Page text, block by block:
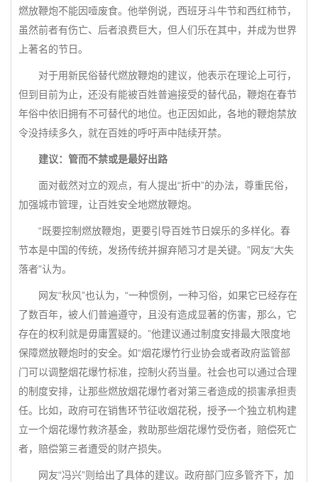
燃放鞭炮不能因噎废食。他举例说，西班牙斗牛节和西红柿节，
虽然前者有伤亡、后者浪费巨大，但人们乐在其中，并成为世界
上著名的节日。
对于用新民俗替代燃放鞭炮的建议，他表示在理论上可行，
但到目前为止，还没有能被百姓普遍接受的替代品，鞭炮在春节
年俗中依旧拥有不可替代的地位。也正因如此，各地的鞭炮禁放
令没持续多久，就在百姓的呼吁声中陆续开禁。
建议：管而不禁或是最好出路
面对截然对立的观点，有人提出“折中”的办法，尊重民俗，
加强城市管理，让百姓安全地燃放鞭炮。
“既要控制燃放鞭炮，更要引导百姓节日娱乐的多样化。春
节本是中国的传统，发扬传统并摒弃陋习才是关键。”网友“大失
落者”认为。
网友“秋风”也认为，“一种惯例，一种习俗，如果它已经存在
了数百年，被人们普遍遵守，且没有造成显著的伤害，那么，它
存在的权利就是毋庸置疑的。”他建议通过制度安排最大限度地
保障燃放鞭炮时的安全。如“烟花爆竹行业协会或者政府监管部
门可以调整烟花爆竹标准，控制火药当量。社会也可以通过合理
的制度安排，让那些燃放烟花爆竹者对第三者造成的损害承担责
任。比如，政府可在销售环节征收烟花税，授予一个独立机构建
立一个烟花爆竹救济基金，救助那些烟花爆竹受伤者，赔偿死亡
者，赔偿第三者遭受的财产损失。
网友“冯兴”则给出了具体的建议。政府部门应多管齐下，加